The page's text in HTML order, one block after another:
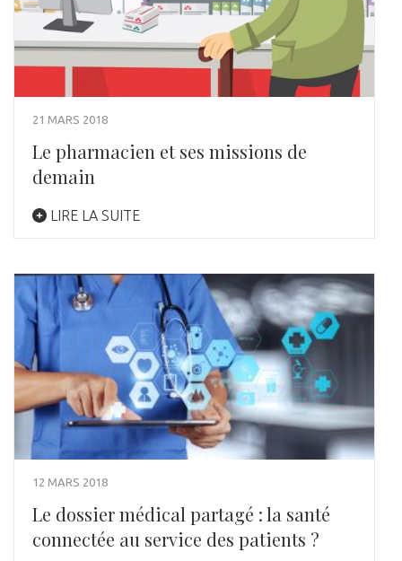
21 MARS 2018
Le pharmacien et ses missions de
demain
LIRE LA SUITE
12 MARS 2018
Le dossier médical partagé : la santé
connectée au service des patients ?